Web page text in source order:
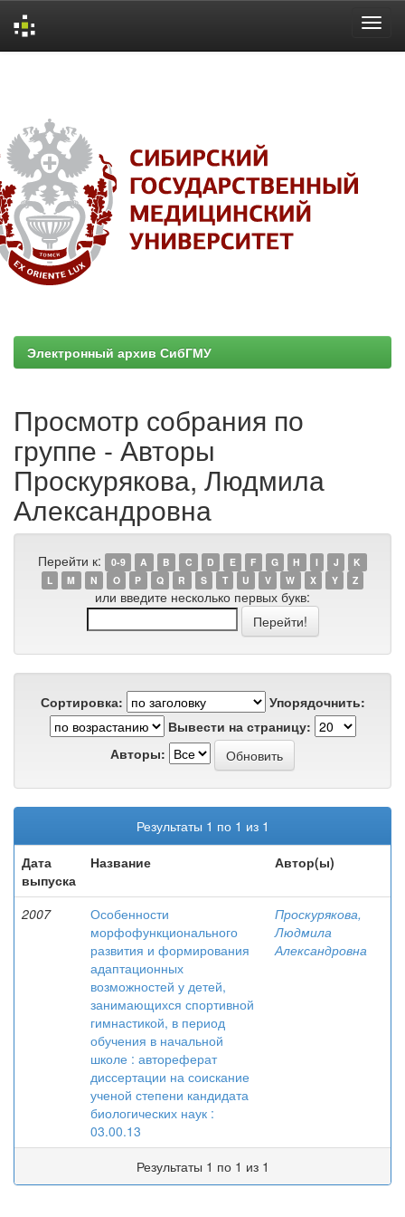
Электронный архив СибГМУ
Просмотр собрания по
группе - Авторы
Проскурякова, Людмила
Александровна
Перейти к: 0-9 A B C D E F G H I J
K
L
M N O P Q R S T U V W X Y Z
или введите несколько первых букв:
Сортировка:
Упорядочнить:
Вывести на страницу:
Авторы:
Результаты 1 по 1 из 1
Дата
выпуска
Название Автор(ы)
2007
Особенности
морфофункционального
развития и формирования
адаптационных
возможностей у детей,
занимающихся спортивной
гимнастикой, в период
обучения в начальной
школе : автореферат
диссертации на соискание
ученой степени кандидата
биологических наук :
03.00.13
Проскурякова,
Людмила
Александровна
Результаты 1 по 1 из 1